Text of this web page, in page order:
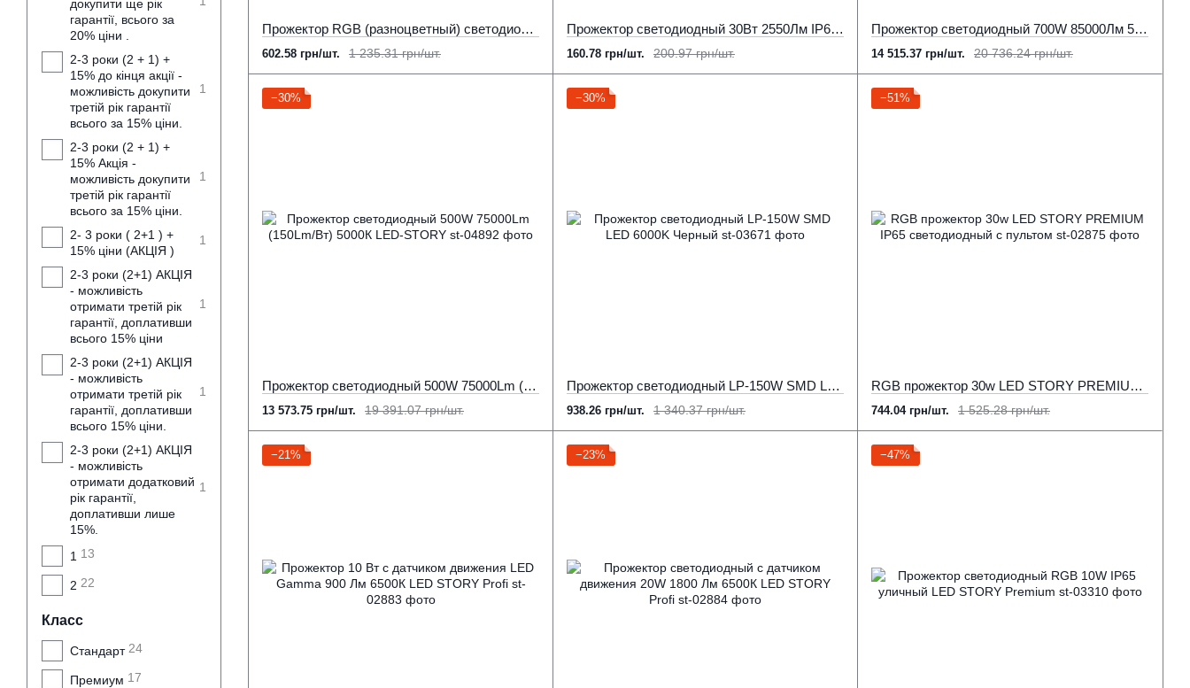
Прожектор RGB (разноцветный) светодиодный 20W IP65 LED STORY PREMIUM
1 235.31 грн/шт.
602.58 грн/шт.
Прожектор светодиодный 30Вт 2550Лм IP65 SMD LED 220В 6500К Холодный белый
200.97 грн/шт.
160.78 грн/шт.
Прожектор светодиодный 700W 85000Лм 5000К IP65 LED-STORY
20 736.24 грн/шт.
14 515.37 грн/шт.
−30%
Прожектор светодиодный 500W 75000Lm (150Lm/Вт) 5000К LED-STORY
19 391.07 грн/шт.
13 573.75 грн/шт.
−30%
Прожектор светодиодный LP-150W SMD LED 6000K Черный
1 340.37 грн/шт.
938.26 грн/шт.
−51%
RGB прожектор 30w LED STORY PREMIUM IP65 светодиодный с пультом
1 525.28 грн/шт.
744.04 грн/шт.
−21% −23% −47%
докупити ще рік
гарантії, всього за
20% ціни .
2-3 роки (2 + 1) +
15% до кінця акції -
можливість докупити
третій рік гарантії
всього за 15% ціни.
1
2-3 роки (2 + 1) +
15% Акція -
можливість докупити
третій рік гарантії
всього за 15% ціни.
1
2- 3 роки ( 2+1 ) +
15% ціни (АКЦІЯ )
1
2-3 роки (2+1) АКЦІЯ
- можливість
отримати третій рік
гарантії, доплативши
всього 15% ціни
1
2-3 роки (2+1) АКЦІЯ
- можливість
отримати третій рік
гарантії, доплативши
всього 15% ціни.
1
2-3 роки (2+1) АКЦІЯ
- можливість
отримати додатковий
рік гарантії,
доплативши лише
15%.
1
1 13
2 22
Класс
Стандарт 24
Премиум 17